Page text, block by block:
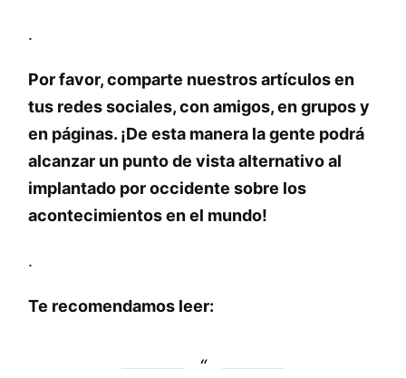
.
Por favor, comparte nuestros artículos en
tus redes sociales, con amigos, en grupos y
en páginas. ¡De esta manera la gente podrá
alcanzar un punto de vista alternativo al
implantado por occidente sobre los
acontecimientos en el mundo!
.
Te recomendamos leer: